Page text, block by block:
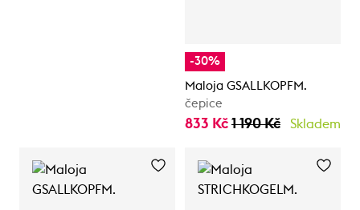
-30%
Maloja GSALLKOPFM.
čepice
833 Kč 1 190 Kč Skladem